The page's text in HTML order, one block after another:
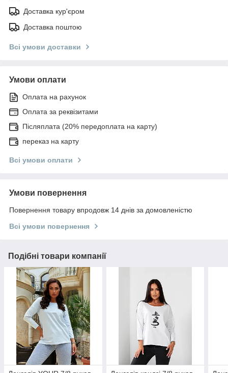
Доставка кур'єром
Доставка поштою
Всі умови доставки
Умови оплати
Оплата на рахунок
Оплата за реквізитами
Післяплата (20% передоплата на карту)
переказ на карту
Всі умови оплати
Умови повернення
Повернення товару впродовж 14 днів за домовленістю
Всі умови повернення
Подібні товари компанії